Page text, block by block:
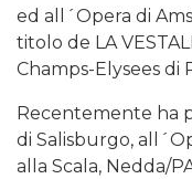
ed all´Opera di
titolo de LA
Champs-Elysees di
Recentemente ha
di Salisburgo,
alla Scala, Nedda/